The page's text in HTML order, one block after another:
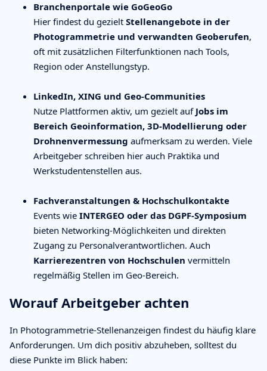
Branchenportale wie GoGeoGo
Hier findest du gezielt Stellenangebote in der
Photogrammetrie und verwandten Geoberufen,
oft mit zusätzlichen Filterfunktionen nach Tools,
Region oder Anstellungstyp.
LinkedIn, XING und Geo-Communities
Nutze Plattformen aktiv, um gezielt auf Jobs im
Bereich Geoinformation, 3D-Modellierung oder
Drohnenvermessung aufmerksam zu werden. Viele
Arbeitgeber schreiben hier auch Praktika und
Werkstudentenstellen aus.
Fachveranstaltungen & Hochschulkontakte
Events wie INTERGEO oder das DGPF-Symposium
bieten Networking-Möglichkeiten und direkten
Zugang zu Personalverantwortlichen. Auch
Karrierezentren von Hochschulen vermitteln
regelmäßig Stellen im Geo-Bereich.
Worauf Arbeitgeber achten
In Photogrammetrie-Stellenanzeigen findest du häufig klare
Anforderungen. Um dich positiv abzuheben, solltest du
diese Punkte im Blick haben: